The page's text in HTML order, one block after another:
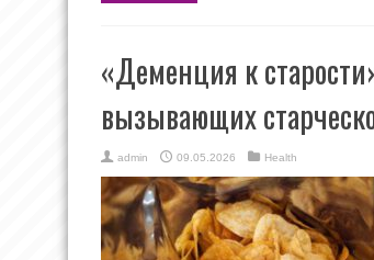
«Деменция к
вызывающих
admin 09.05.2026 Health